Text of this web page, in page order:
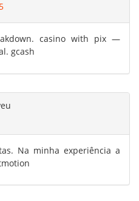
casino with pix —
gcash
Na minha experiência a